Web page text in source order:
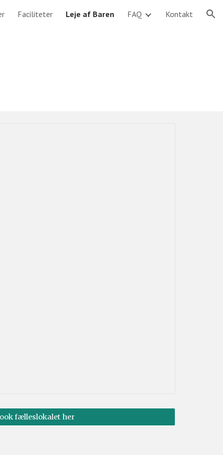
Faciliteter Leje af Baren FAQ Kontakt
fælleslokalet her